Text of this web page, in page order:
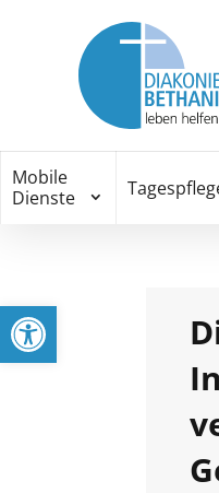
Mobile
Dienste